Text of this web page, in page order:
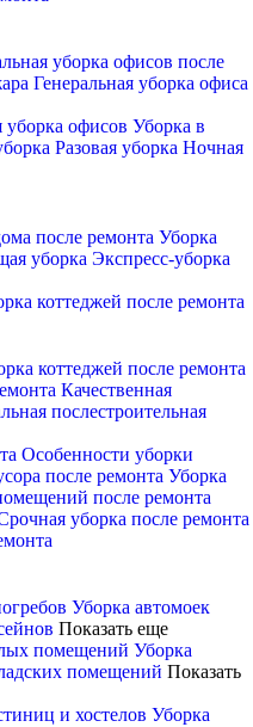
уборка офисов после
Генеральная уборка офиса
уборка офисов Уборка в
Разовая уборка Ночная
после ремонта Уборка
уборка Экспресс-уборка
коттеджей после ремонта
коттеджей после ремонта
Качественная
послестроительная
Особенности уборки
после ремонта Уборка
после ремонта
уборка после ремонта
Уборка автомоек
Показать еще
помещений Уборка
помещений Показать
и хостелов Уборка